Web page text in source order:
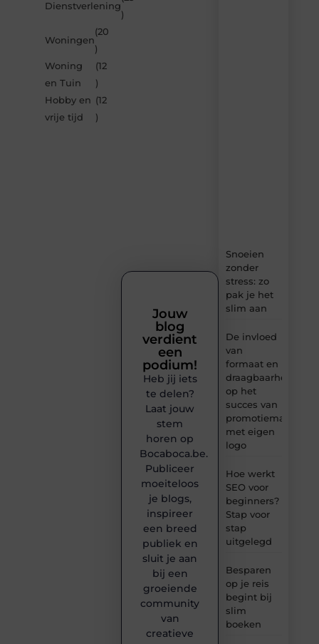
Dienstverlening
)
Woningen
(20
)
Woning
en Tuin
(12
)
Hobby en
vrije tijd
(12
)
Snoeien
zonder
stress: zo
pak je het
slim aan
De invloed
van
formaat en
draagbaarheid
op het
succes van
promotiemateriaal
met eigen
logo
Hoe werkt
SEO voor
beginners?
Stap voor
stap
uitgelegd
Besparen
op je reis
begint bij
slim
boeken
Jouw
blog
verdient
een
podium!
Heb jij iets
te delen?
Laat jouw
stem
horen op
Bocaboca.be.
Publiceer
moeiteloos
je blogs,
inspireer
een breed
publiek en
sluit je aan
bij een
groeiende
community
van
creatieve